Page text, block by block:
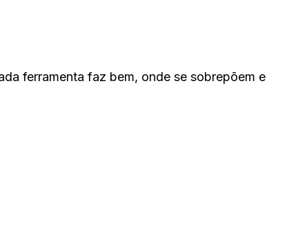
ferramenta faz bem, onde se sobrepõem e